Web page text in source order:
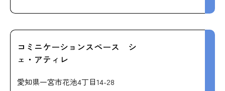
コミニケーションスペース シ
ェ・アティレ
愛知県一宮市花池4丁目14-28